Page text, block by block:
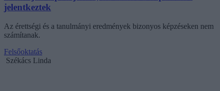
jelentkeztek
Az érettségi és a tanulmányi eredmények bizonyos képzéseken nem
számítanak.
Felsőoktatás
Székács Linda